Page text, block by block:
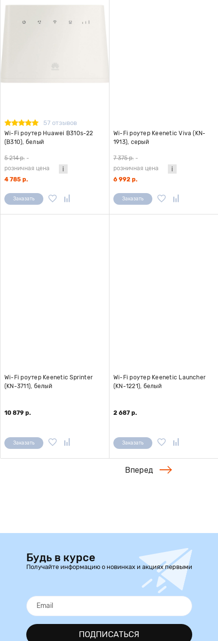
57 отзывов
Wi-Fi роутер Huawei B310s-22
(B310), белый
5 214 р. -
розничная цена
4 785 р.
Заказать
Wi-Fi роутер Keenetic Viva (KN-
1913), серый
7 375 р. -
розничная цена
6 992 р.
Заказать
Wi-Fi роутер Keenetic Sprinter
(KN-3711), белый
10 879 р.
Заказать
Wi-Fi роутер Keenetic Launcher
(KN-1221), белый
2 687 р.
Заказать
Вперед
Будь в курсе
Получайте информацию о новинках и акциях первыми
ПОДПИСАТЬСЯ